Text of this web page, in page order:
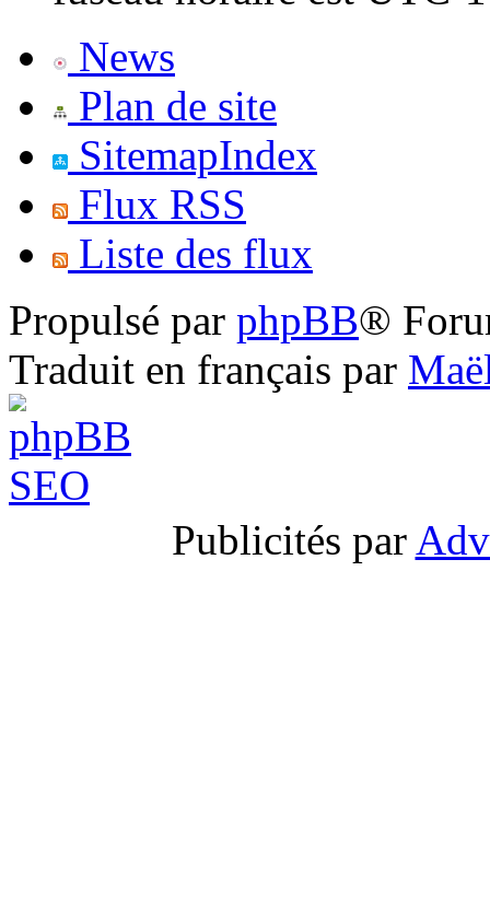
News
Plan de site
SitemapIndex
Flux RSS
Liste des flux
Propulsé par phpBB®
Traduit en français par
Publicités par